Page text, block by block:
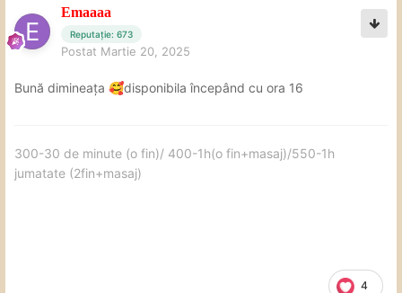
Emaaaa
Reputație: 673
Postat Martie 20, 2025
Bună dimineața 🥰disponibila începând cu ora 16
4
300-30 de minute (o fin)/ 400-1h(o fin+masaj)/550-1h
jumatate (2fin+masaj)